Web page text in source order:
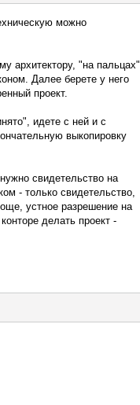
можно
архитектору, "на пальцах"
Далее берете у него
проект.
идете с ней и с
выкопировку
свидетельство на
- только свидетельство,
устное разрешение на
делать проект -